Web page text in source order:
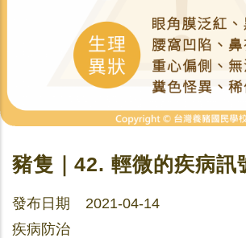
豬隻｜42. 輕微的疾病訊
發布日期 2021-04-14
疾病防治